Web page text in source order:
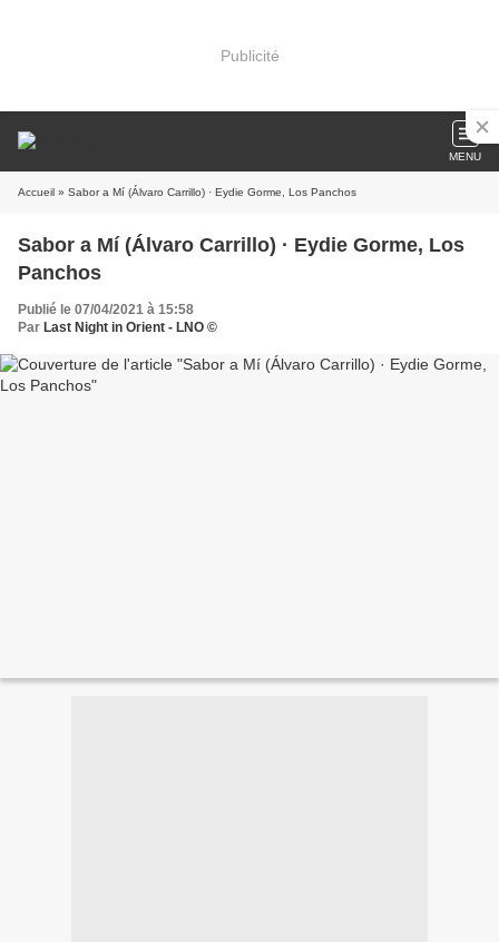
Publicité
MENU
Accueil » Sabor a Mí (Álvaro Carrillo) · Eydie Gorme, Los Panchos
Sabor a Mí (Álvaro Carrillo) · Eydie Gorme, Los
Panchos
Publié le 07/04/2021 à 15:58
Par Last Night in Orient - LNO ©